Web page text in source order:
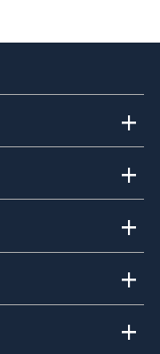
+
+
+
+
+